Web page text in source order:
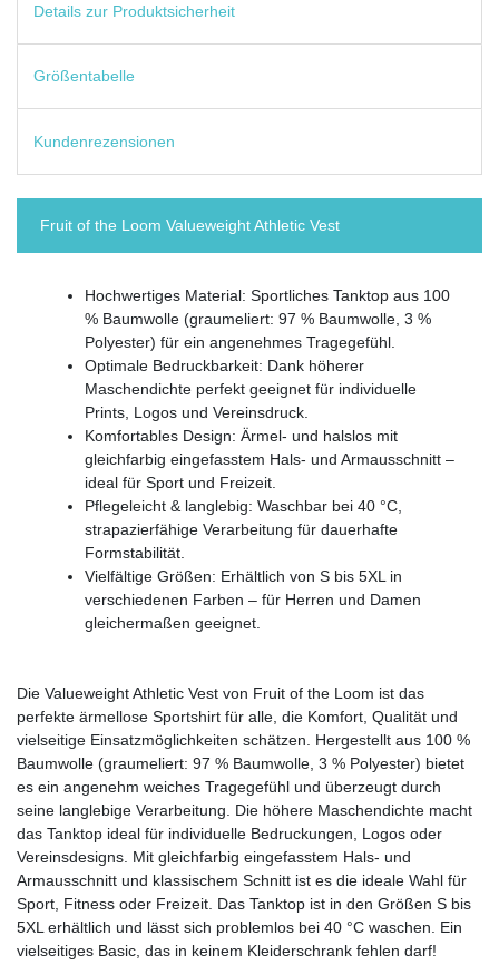
Details zur Produktsicherheit
Größentabelle
Kundenrezensionen
Fruit of the Loom Valueweight Athletic Vest
Hochwertiges Material: Sportliches Tanktop aus 100
% Baumwolle (graumeliert: 97 % Baumwolle, 3 %
Polyester) für ein angenehmes Tragegefühl.
Optimale Bedruckbarkeit: Dank höherer
Maschendichte perfekt geeignet für individuelle
Prints, Logos und Vereinsdruck.
Komfortables Design: Ärmel- und halslos mit
gleichfarbig eingefasstem Hals- und Armausschnitt –
ideal für Sport und Freizeit.
Pflegeleicht & langlebig: Waschbar bei 40 °C,
strapazierfähige Verarbeitung für dauerhafte
Formstabilität.
Vielfältige Größen: Erhältlich von S bis 5XL in
verschiedenen Farben – für Herren und Damen
gleichermaßen geeignet.
Die Valueweight Athletic Vest von Fruit of the Loom ist das
perfekte ärmellose Sportshirt für alle, die Komfort, Qualität und
vielseitige Einsatzmöglichkeiten schätzen. Hergestellt aus 100 %
Baumwolle (graumeliert: 97 % Baumwolle, 3 % Polyester) bietet
es ein angenehm weiches Tragegefühl und überzeugt durch
seine langlebige Verarbeitung. Die höhere Maschendichte macht
das Tanktop ideal für individuelle Bedruckungen, Logos oder
Vereinsdesigns. Mit gleichfarbig eingefasstem Hals- und
Armausschnitt und klassischem Schnitt ist es die ideale Wahl für
Sport, Fitness oder Freizeit. Das Tanktop ist in den Größen S bis
5XL erhältlich und lässt sich problemlos bei 40 °C waschen. Ein
vielseitiges Basic, das in keinem Kleiderschrank fehlen darf!